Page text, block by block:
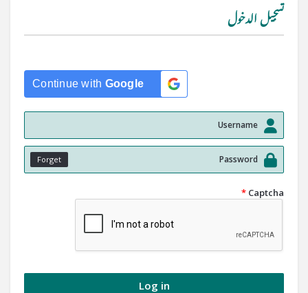
تسجيل الدخول
Continue with Google
Forget
Captcha
*